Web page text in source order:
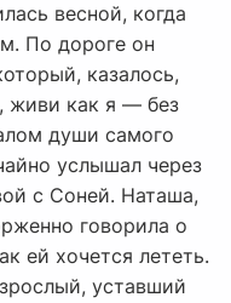
весной, когда
По дороге он
казалось,
живи как я — без
души самого
услышал через
с Соней. Наташа,
говорила о
ей хочется лететь.
уставший